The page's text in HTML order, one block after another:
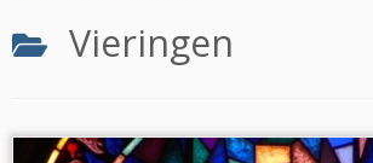
Vieringen